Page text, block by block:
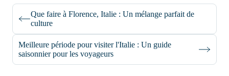
Que faire à Florence, Italie : Un mélange parfait de
culture
Meilleure période pour visiter l'Italie : Un guide
saisonnier pour les voyageurs